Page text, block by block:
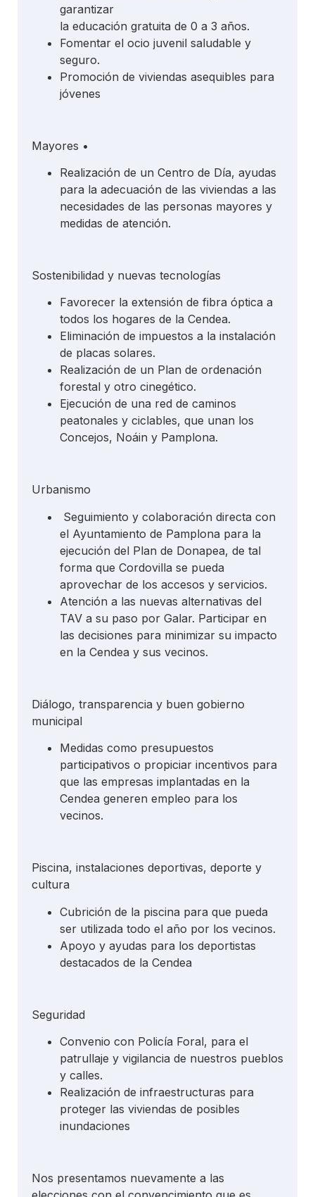
garantizar
la educación gratuita de 0 a 3 años.
Fomentar el ocio juvenil saludable y
seguro.
Promoción de viviendas asequibles para
jóvenes
Mayores •
Realización de un Centro de Día, ayudas
para la adecuación de las viviendas a las
necesidades de las personas mayores y
medidas de atención.
Sostenibilidad y nuevas tecnologías
Favorecer la extensión de fibra óptica a
todos los hogares de la Cendea.
Eliminación de impuestos a la instalación
de placas solares.
Realización de un Plan de ordenación
forestal y otro cinegético.
Ejecución de una red de caminos
peatonales y ciclables, que unan los
Concejos, Noáin y Pamplona.
Urbanismo
Seguimiento y colaboración directa con
el Ayuntamiento de Pamplona para la
ejecución del Plan de Donapea, de tal
forma que Cordovilla se pueda
aprovechar de los accesos y servicios.
Atención a las nuevas alternativas del
TAV a su paso por Galar. Participar en
las decisiones para minimizar su impacto
en la Cendea y sus vecinos.
Diálogo, transparencia y buen gobierno
municipal
Medidas como presupuestos
participativos o propiciar incentivos para
que las empresas implantadas en la
Cendea generen empleo para los
vecinos.
Piscina, instalaciones deportivas, deporte y
cultura
Cubrición de la piscina para que pueda
ser utilizada todo el año por los vecinos.
Apoyo y ayudas para los deportistas
destacados de la Cendea
Seguridad
Convenio con Policía Foral, para el
patrullaje y vigilancia de nuestros pueblos
y calles.
Realización de infraestructuras para
proteger las viviendas de posibles
inundaciones
Nos presentamos nuevamente a las